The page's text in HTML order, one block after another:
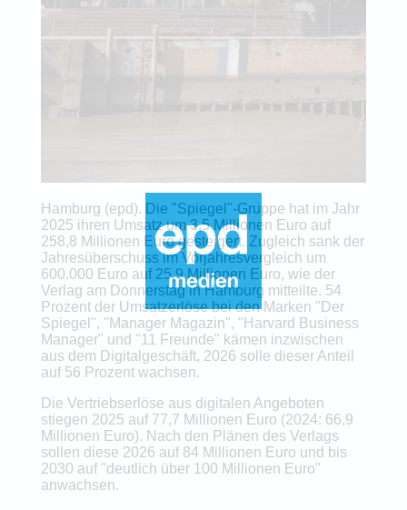
Hamburg (epd). Die "Spiegel"-Gruppe hat im Jahr
2025 ihren Umsatz um 3,5 Millionen Euro auf
258,8 Millionen Euro gesteigert. Zugleich sank der
Jahresüberschuss im Vorjahresvergleich um
600.000 Euro auf 25,9 Millionen Euro, wie der
Verlag am Donnerstag in Hamburg mitteilte. 54
Prozent der Umsatzerlöse bei den Marken "Der
Spiegel", "Manager Magazin", "Harvard Business
Manager" und "11 Freunde" kämen inzwischen
aus dem Digitalgeschäft, 2026 solle dieser Anteil
auf 56 Prozent wachsen.
Die Vertriebserlöse aus digitalen Angeboten
stiegen 2025 auf 77,7 Millionen Euro (2024: 66,9
Millionen Euro). Nach den Plänen des Verlags
sollen diese 2026 auf 84 Millionen Euro und bis
2030 auf "deutlich über 100 Millionen Euro"
anwachsen.